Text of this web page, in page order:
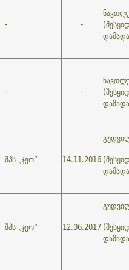
- -
- -
შპს „ჯეო“ 14.11.2016
შპს „ჯეო“ 12.06.2017